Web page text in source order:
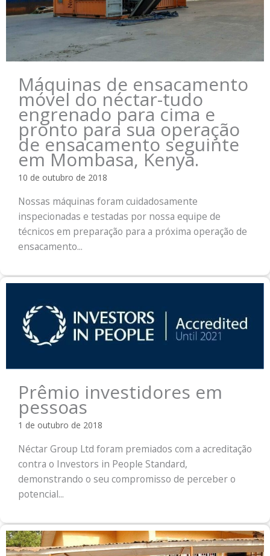
Máquinas de ensacamento
móvel do néctar-tudo
engrenado para cima e
pronto para sua operação
de ensacamento seguinte
em Mombasa, Kenya.
10 de outubro de 2018
Nossas máquinas foram cuidadosamente
inspecionadas e testadas por nossa equipe de
técnicos em preparação para a próxima operação de
ensacamento...
Prêmio investidores em
pessoas
1 de outubro de 2018
Néctar Group Ltd foram premiados com a acreditação
contra o Investors in People Standard,
demonstrando o seu compromisso de perceber o
potencial...